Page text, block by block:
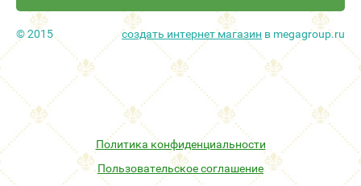
© 2015 создать интернет магазин в megagroup.ru
Политика конфиденциальности
Пользовательское соглашение